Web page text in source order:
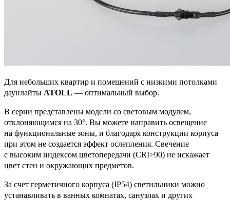
Для небольших квартир и помещений с низкими потолками
даунлайты ATOLL — оптимальный выбор.
В серии представлены модели со световым модулем,
отклоняющимся на 30°. Вы можете направить освещение
на функциональные зоны, и благодаря конструкции корпуса
при этом не создается эффект ослепления. Свечение
с высоким индексом цветопередачи (CRI>90) не искажает
цвет стен и окружающих предметов.
За счет герметичного корпуса (IP54) светильники можно
устанавливать в ванных комнатах, санузлах и других